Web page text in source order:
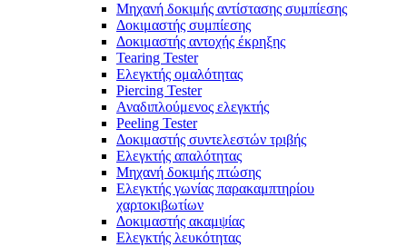
Μηχανή δοκιμής αντίστασης συμπίεσης
Δοκιμαστής συμπίεσης
Δοκιμαστής αντοχής έκρηξης
Tearing Tester
Ελεγκτής ομαλότητας
Piercing Tester
Αναδιπλούμενος ελεγκτής
Peeling Tester
Δοκιμαστής συντελεστών τριβής
Ελεγκτής απαλότητας
Μηχανή δοκιμής πτώσης
Ελεγκτής γωνίας παρακαμπτηρίου
χαρτοκιβωτίων
Δοκιμαστής ακαμψίας
Ελεγκτής λευκότητας